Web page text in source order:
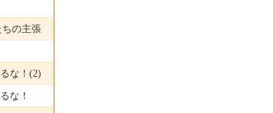
の主張
な！(2)
な！